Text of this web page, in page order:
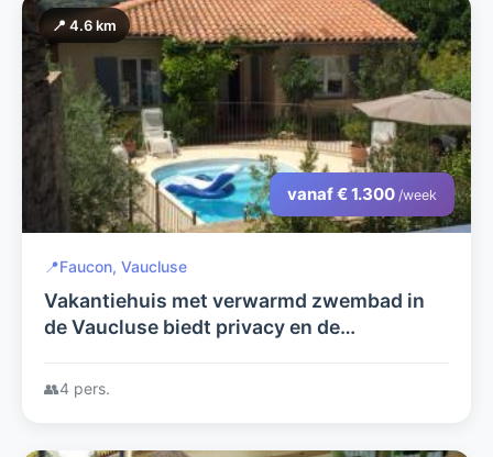
📍 4.6 km
vanaf € 1.300 /week
📍Faucon, Vaucluse
Vakantiehuis met verwarmd zwembad in
de Vaucluse biedt privacy en de
👥4 pers.